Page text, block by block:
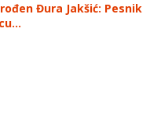
Đura Jakšić: Pesnik